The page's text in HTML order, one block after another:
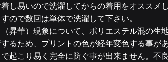
し易いので洗濯してからの着用をオススメし
ので数回は単体で洗濯して下さい。
昇華）現象について、ポリエステル混の生
るため、プリントの色が経年変色する事が
起こり易く完全に防ぐ事が出来ません。不